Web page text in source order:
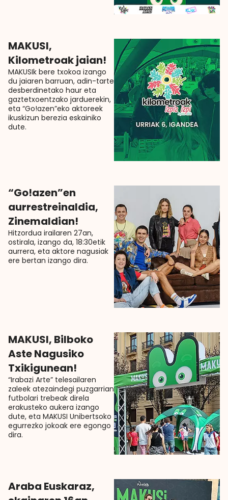
MAKUSI,
Kilometroak jaian!
MAKUSIk bere txokoa izango
du jaiaren barruan, adin-tarte
desberdinetako haur eta
gaztetxoentzako jarduerekin,
eta “Go!azen”eko aktoreek
ikuskizun berezia eskainiko
dute.
“Go!azen”en
aurrestreinaldia,
Zinemaldian!
Hitzordua irailaren 27an,
ostirala, izango da, 18:30etik
aurrera, eta aktore nagusiak
ere bertan izango dira.
MAKUSI, Bilboko
Aste Nagusiko
Txikigunean!
“Irabazi Arte” telesailaren
zaleek atezaindegi puzgarrian
futbolari trebeak direla
erakusteko aukera izango
dute, eta MAKUSI Unibertsoko
egurrezko jokoak ere egongo
dira.
Araba Euskaraz,